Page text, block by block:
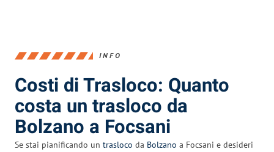
INFO
Costi di Trasloco: Quanto
costa un trasloco da
Bolzano a Focsani
Se stai pianificando un trasloco da Bolzano a Focsani e desideri